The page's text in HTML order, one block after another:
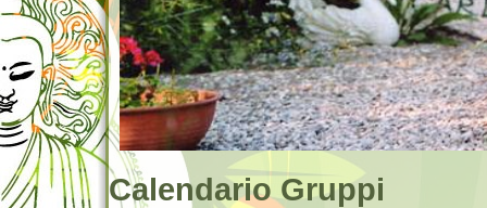
Calendario Gruppi